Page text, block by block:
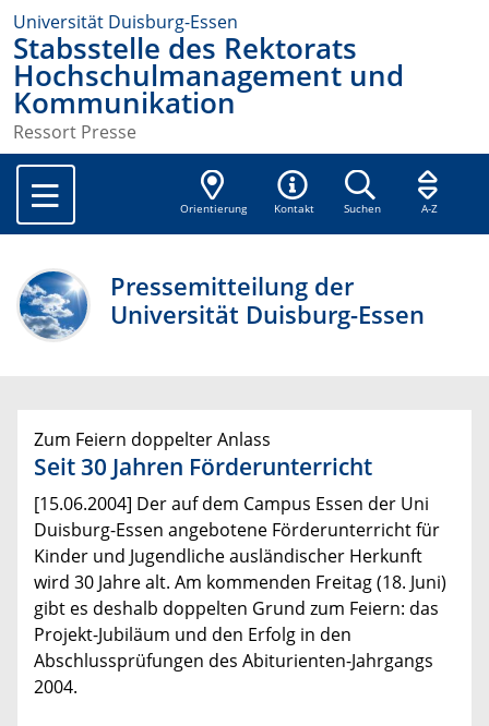
Universität Duisburg-Essen
Stabsstelle des Rektorats
Hochschulmanagement und
Kommunikation
Ressort Presse
Orientierung Kontakt Suchen A-Z
Pressemitteilung der
Universität Duisburg-Essen
Zum Feiern doppelter Anlass
Seit 30 Jahren Förderunterricht
[15.06.2004] Der auf dem Campus Essen der Uni
Duisburg-Essen angebotene Förderunterricht für
Kinder und Jugendliche ausländischer Herkunft
wird 30 Jahre alt. Am kommenden Freitag (18. Juni)
gibt es deshalb doppelten Grund zum Feiern: das
Projekt-Jubiläum und den Erfolg in den
Abschlussprüfungen des Abiturienten-Jahrgangs
2004.